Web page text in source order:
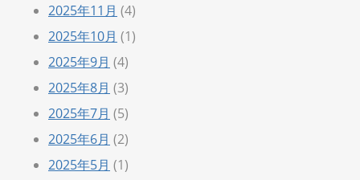
2025年11月 (4)
2025年10月 (1)
2025年9月 (4)
2025年8月 (3)
2025年7月 (5)
2025年6月 (2)
2025年5月 (1)